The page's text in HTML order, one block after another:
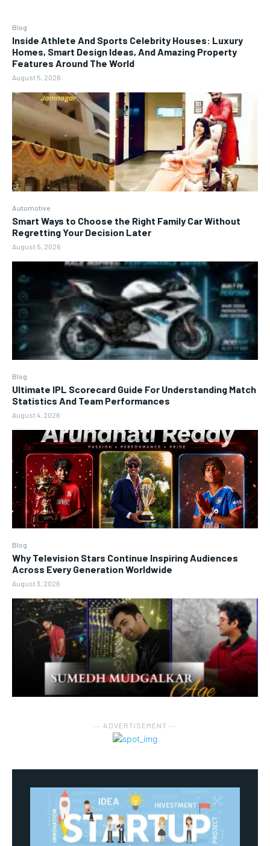
Blog
Inside Athlete And Sports Celebrity Houses: Luxury
Homes, Smart Design Ideas, And Amazing Property
Features Around The World
August 5, 2026
Automotive
Smart Ways to Choose the Right Family Car Without
Regretting Your Decision Later
August 5, 2026
Blog
Ultimate IPL Scorecard Guide For Understanding Match
Statistics And Team Performances
August 4, 2026
Blog
Why Television Stars Continue Inspiring Audiences
Across Every Generation Worldwide
August 3, 2026
― ADVERTISEMENT ―